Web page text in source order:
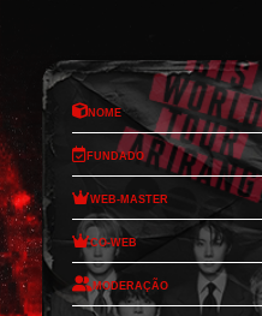
Nome
Fundado
Web-Master
Co-Web
Moderação